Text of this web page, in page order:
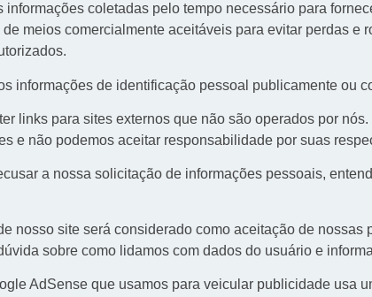
informações coletadas pelo tempo necessário para
meios comercialmente aceitáveis ​​para evitar perdas e
informações de identificação pessoal publicamente ou
links para sites externos que não são operados por
e não podemos aceitar responsabilidade por suas
a nossa solicitação de informações pessoais,
nosso site será considerado como aceitação de
sobre como lidamos com dados do usuário e
AdSense que usamos para veicular publicidade usa